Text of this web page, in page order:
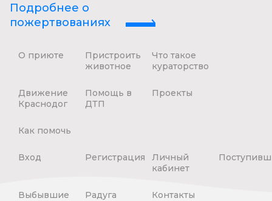
Подробнее о
пожертвованиях
О приюте
Пристроить
животное
Что такое
кураторство
Движение
Краснодог
Помощь в
ДТП
Проекты
Как помочь
Вход Регистрация
Личный
кабинет
Выбывшие Радуга Контакты